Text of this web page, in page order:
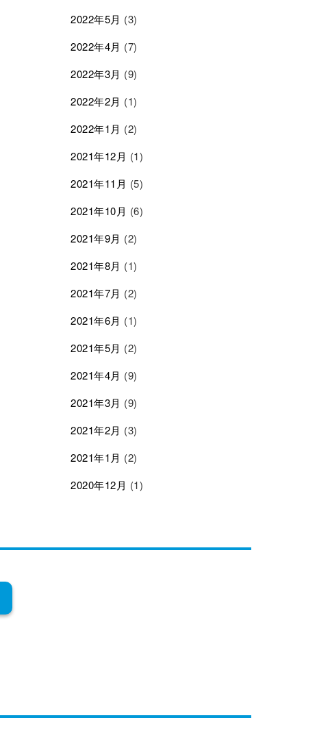
2022年5月 (3)
2022年4月 (7)
2022年3月 (9)
2022年2月 (1)
2022年1月 (2)
2021年12月 (1)
2021年11月 (5)
2021年10月 (6)
2021年9月 (2)
2021年8月 (1)
2021年7月 (2)
2021年6月 (1)
2021年5月 (2)
2021年4月 (9)
2021年3月 (9)
2021年2月 (3)
2021年1月 (2)
2020年12月 (1)